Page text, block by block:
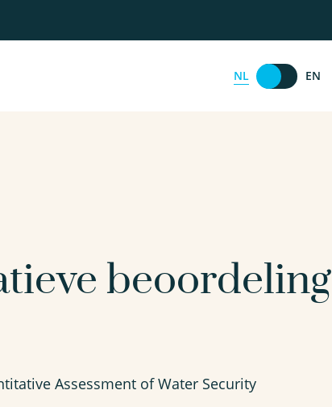
NL EN
beoordeling
Assessment of Water Security